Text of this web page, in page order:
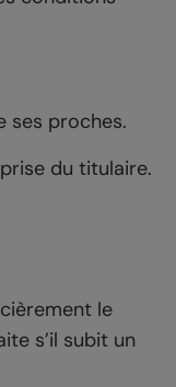
ses proches.
du titulaire.
le
s’il subit un